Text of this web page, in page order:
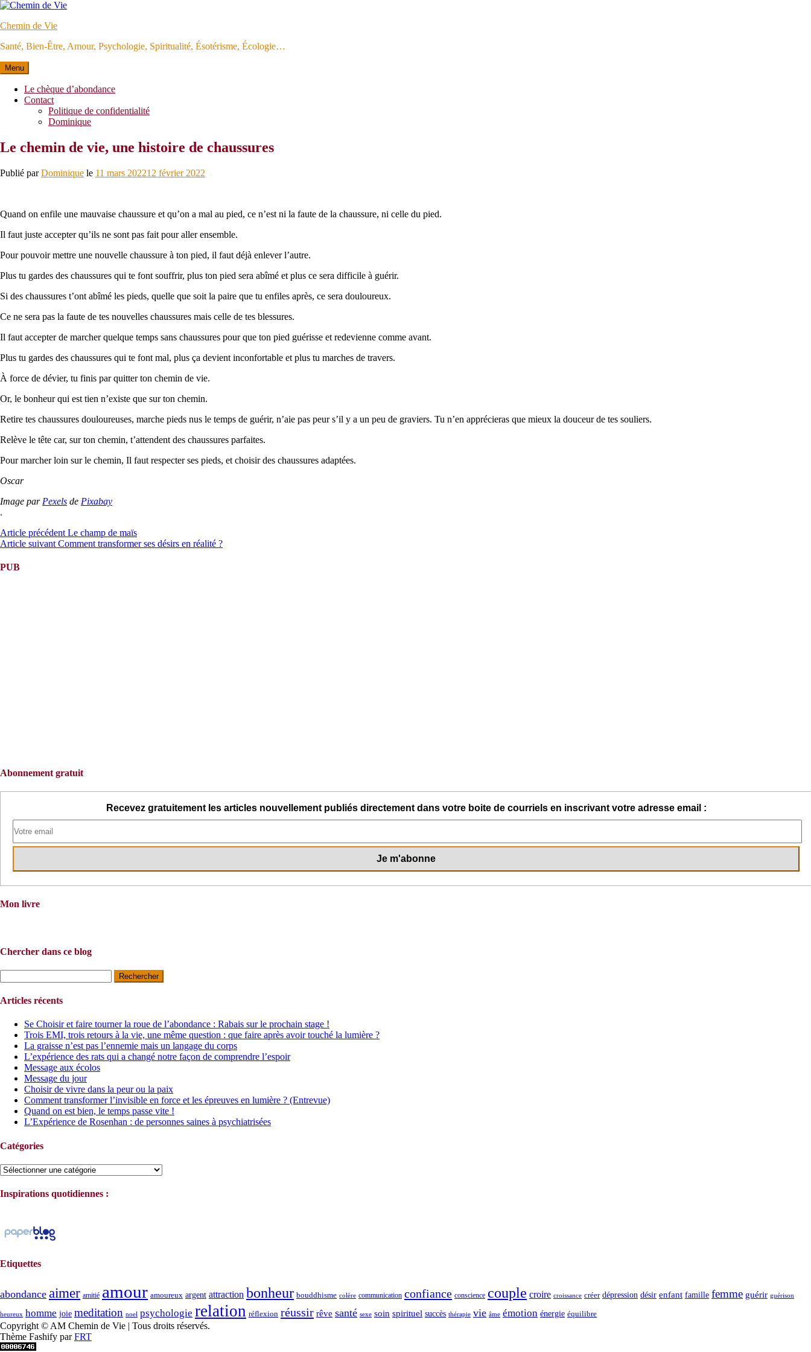
Aller
contenu
Chemin de Vie
Santé, Bien-Être, Amour, Psychologie, Spiritualité, Ésotérisme, Écologie…
Menu
Le chèque d’abondance
Contact
Politique de confidentialité
Dominique
Le chemin de vie, une histoire de chaussures
Publié parDominique le 11 mars 202212 février 2022
Quand on enfile une mauvaise chaussure et qu’on a mal au pied, ce n’est ni la faute de la chaussure, ni celle du pied.
Il faut juste accepter qu’ils ne sont pas fait pour aller ensemble.
Pour pouvoir mettre une nouvelle chaussure à ton pied, il faut déjà enlever l’autre.
Plus tu gardes des chaussures qui te font souffrir, plus ton pied sera abîmé et plus ce sera difficile à guérir.
Si des chaussures t’ont abîmé les pieds, quelle que soit la paire que tu enfiles après, ce sera douloureux.
Ce ne sera pas la faute de tes nouvelles chaussures mais celle de tes blessures.
Il faut accepter de marcher quelque temps sans chaussures pour que ton pied guérisse et redevienne comme avant.
Plus tu gardes des chaussures qui te font mal, plus ça devient inconfortable et plus tu marches de travers.
À force de dévier, tu finis par quitter ton chemin de vie.
Or, le bonheur qui est tien n’existe que sur ton chemin.
Retire tes chaussures douloureuses, marche pieds nus le temps de guérir, n’aie pas peur s’il y a un peu de graviers. Tu n’en apprécieras que mieux la douceur de tes souliers.
Relève le tête car, sur ton chemin, t’attendent des chaussures parfaites.
Pour marcher loin sur le chemin, Il faut respecter ses pieds, et choisir des chaussures adaptées.
Oscar
Image par Pexels de Pixabay
.
Lire
la
suite
Article précédent Le champ de maïs
Article suivant Comment transformer ses désirs en réalité ?
PUB
Abonnement gratuit
Recevez gratuitement les articles nouvellement publiés directement dans votre boite de courriels en inscrivant votre adresse email :
Mon livre
Chercher dans ce blog
Articles récents
Se Choisir et faire tourner la roue de l’abondance : Rabais sur le prochain stage !
Trois EMI, trois retours à la vie, une même question : que faire après avoir touché la lumière ?
La graisse n’est pas l’ennemie mais un langage du corps
L’expérience des rats qui a changé notre façon de comprendre l’espoir
Message aux écolos
Message du jour
Choisir de vivre dans la peur ou la paix
Comment transformer l’invisible en force et les épreuves en lumière ? (Entrevue)
Quand on est bien, le temps passe vite !
L’Expérience de Rosenhan : de personnes saines à psychiatrisées
Catégories
Catégories
Inspirations quotidiennes :
Etiquettes
abondance aimer amitié amour amoureux argent attraction bonheur bouddhisme colère communication confiance conscience couple croire croissance créer dépression désir enfant famille femme guérir guérison
heureux homme joie meditation noel psychologie relation réflexion réussir rêve santé sexe soin spirituel succès thérapie vie âme émotion énergie équilibre
Copyright © AM Chemin de Vie | Tous droits réservés.
Thème Fashify parFRT